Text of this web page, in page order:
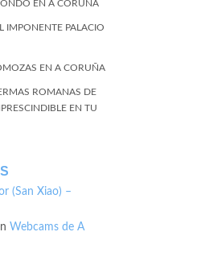
EN A CORUÑA
IMPONENTE PALACIO
EN A CORUÑA
ROMANAS DE
EN TU
(San Xiao) –
Webcams de A